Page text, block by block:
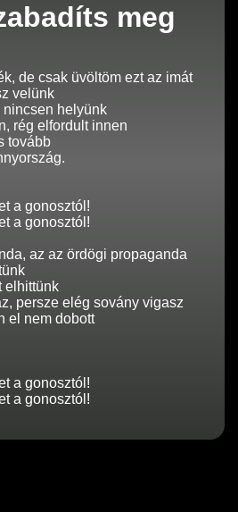
meg
de csak üvöltöm ezt az imát
velünk
nincsen helyünk
rég elfordult innen
tovább
a gonosztól!
a gonosztól!
az az ördögi propaganda
elhittünk
persze elég sovány vigasz
el nem dobott
a gonosztól!
a gonosztól!